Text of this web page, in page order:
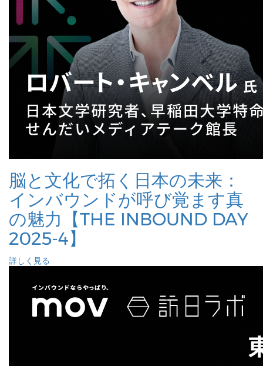
脳と文化で拓く日本の未来：
インバウンドが呼び覚ます真
の魅力【THE INBOUND DAY
2025-4】
詳しく見る